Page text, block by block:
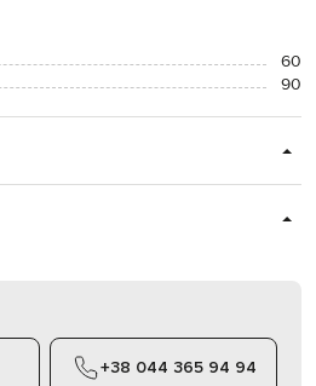
60
90
+38 044 365 94 94